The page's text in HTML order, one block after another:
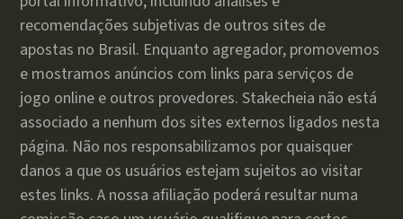
recomendações subjetivas de outros sites de
apostas no Brasil. Enquanto agregador, promovemos
e mostramos anúncios com links para serviços de
jogo online e outros provedores. Stakecheia não está
associado a nenhum dos sites externos ligados nesta
página. Não nos responsabilizamos por quaisquer
danos a que os usuários estejam sujeitos ao visitar
estes links. A nossa afiliação poderá resultar numa